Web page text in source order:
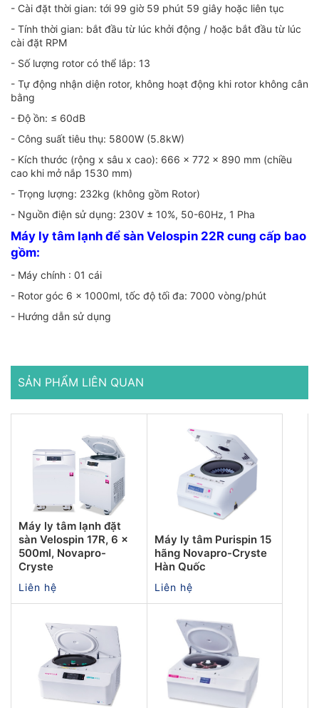
- Cài đặt thời gian: tới 99 giờ 59 phút 59 giây hoặc liên tục
- Tính thời gian: bắt đầu từ lúc khởi động / hoặc bắt đầu từ lúc
cài đặt RPM
- Số lượng rotor có thể lắp: 13
- Tự động nhận diện rotor, không hoạt động khi rotor không cân
bằng
- Độ ồn: ≤ 60dB
- Công suất tiêu thụ: 5800W (5.8kW)
- Kích thước (rộng x sâu x cao): 666 x 772 x 890 mm (chiều
cao khi mở nắp 1530 mm)
- Trọng lượng: 232kg (không gồm Rotor)
- Nguồn điện sử dụng: 230V ± 10%, 50-60Hz, 1 Pha
Máy ly tâm lạnh để sàn Velospin 22R cung cấp bao
gồm:
- Máy chính : 01 cái
- Rotor góc 6 x 1000ml, tốc độ tối đa: 7000 vòng/phút
- Hướng dẫn sử dụng
SẢN PHẨM LIÊN QUAN
Máy ly tâm lạnh đặt
sàn Velospin 17R, 6 x
500ml, Novapro-
Cryste
Liên hệ
Máy ly tâm Purispin 15
hãng Novapro-Cryste
Hàn Quốc
Liên hệ